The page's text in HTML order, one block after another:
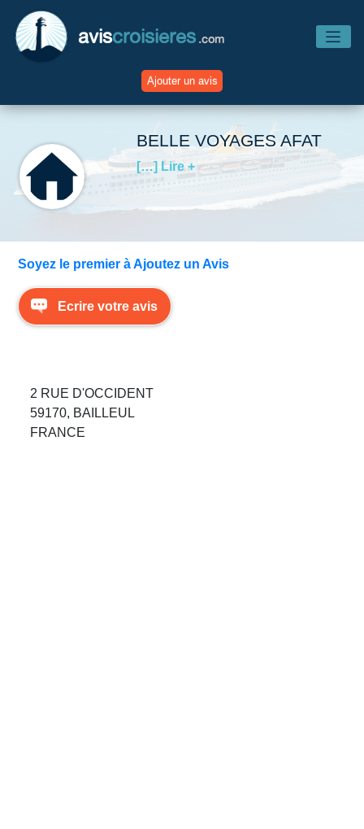
aviscroisieres .com
Ajouter un avis
Accueil
Avis Compagnies
Avis Escales
BELLE VOYAGES AFAT
[…] Lire +
Soyez le premier à Ajoutez un Avis
Ecrire votre avis
2 RUE D'OCCIDENT
59170, BAILLEUL
FRANCE